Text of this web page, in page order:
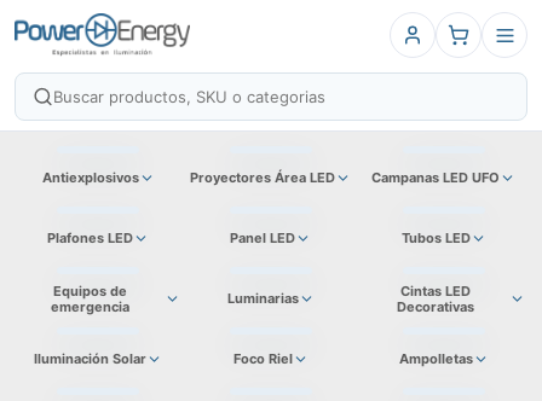
Antiexplosivos Proyectores Área LED Campanas LED UFO
Plafones LED Panel LED Tubos LED
Equipos de
emergencia
Luminarias
Cintas LED
Decorativas
Iluminación Solar Foco Riel Ampolletas